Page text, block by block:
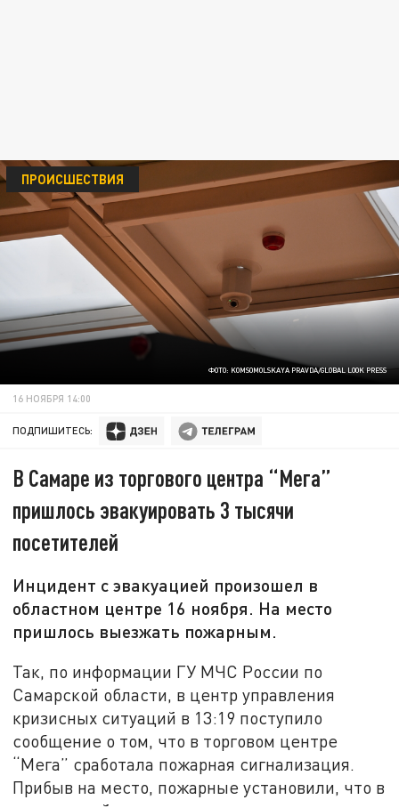
ФОТО: KOMSOMOLSKAYA PRAVDA/GLOBAL LOOK PRESS
ПРОИСШЕСТВИЯ
16 НОЯБРЯ 14:00
ПОДПИШИТЕСЬ:
В Самаре из торгового центра “Мега”
пришлось эвакуировать 3 тысячи
посетителей
Инцидент с эвакуацией произошел в
областном центре 16 ноября. На место
пришлось выезжать пожарным.
Так, по информации ГУ МЧС России по
Самарской области, в центр управления
кризисных ситуаций в 13:19 поступило
сообщение о том, что в торговом центре
“Мега” сработала пожарная сигнализация.
Прибыв на место, пожарные установили, что в